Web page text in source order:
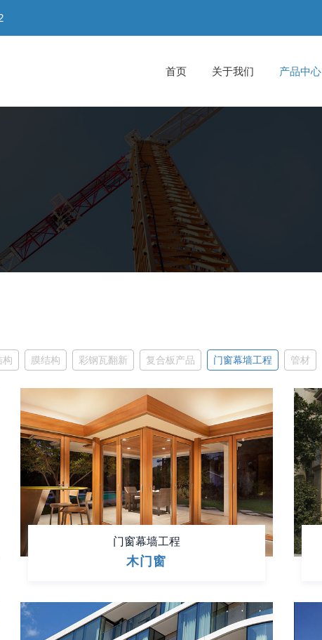
首页 关于我们 产品中心
构 膜结构 彩钢瓦翻新 复合板产品 门窗幕墙工程 管材
门窗幕墙工程
木门窗